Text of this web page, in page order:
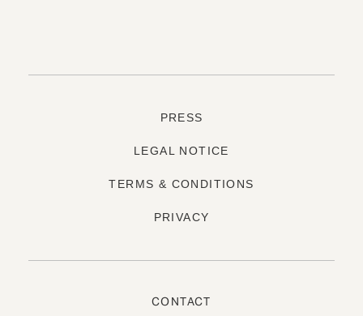
PRESS
LEGAL NOTICE
TERMS & CONDITIONS
PRIVACY
CONTACT